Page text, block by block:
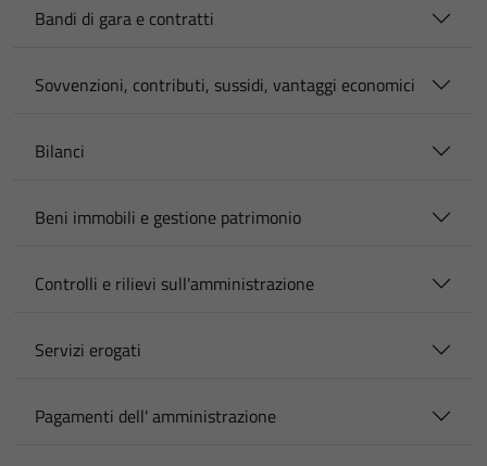
Bandi di gara e contratti
Sovvenzioni, contributi, sussidi, vantaggi economici
Bilanci
Beni immobili e gestione patrimonio
Controlli e rilievi sull'amministrazione
Servizi erogati
Pagamenti dell' amministrazione